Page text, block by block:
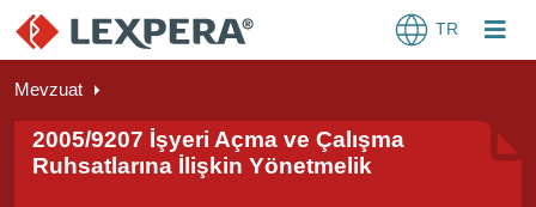
TR
Mevzuat
2005/9207 İşyeri Açma ve Çalışma
Ruhsatlarına İlişkin Yönetmelik